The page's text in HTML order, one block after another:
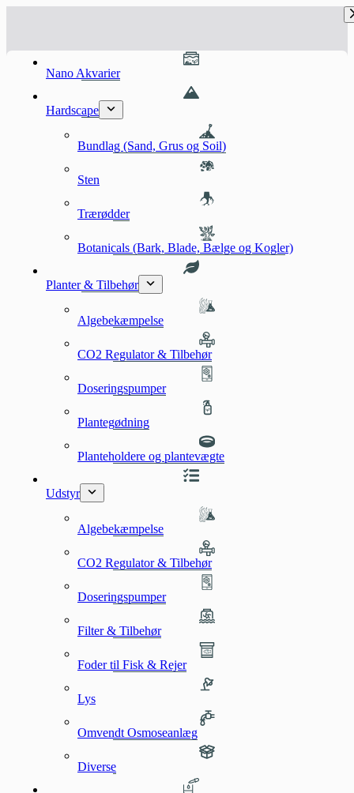
Nano Akvarier
Hardscape
Bundlag (Sand, Grus og Soil)
Sten
Trærødder
Botanicals (Bark, Blade, Bælge og Kogler)
Planter & Tilbehør
Algebekæmpelse
CO2 Regulator & Tilbehør
Doseringspumper
Plantegødning
Planteholdere og plantevægte
Udstyr
Algebekæmpelse
CO2 Regulator & Tilbehør
Doseringspumper
Filter & Tilbehør
Foder til Fisk & Rejer
Lys
Omvendt Osmoseanlæg
Diverse